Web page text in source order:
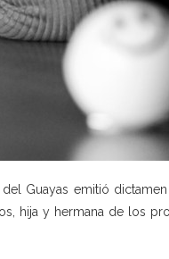
del Guayas emitió
hija y hermana de los